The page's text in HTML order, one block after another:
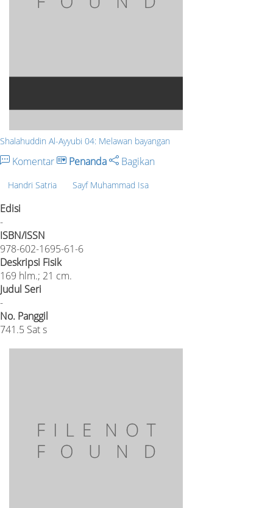
Shalahuddin Al-Ayyubi 04: Melawan bayangan
Komentar Penanda Bagikan
Handri Satria Sayf Muhammad Isa
Edisi
-
ISBN/ISSN
978-602-1695-61-6
Deskripsi Fisik
169 hlm.; 21 cm.
Judul Seri
-
No. Panggil
741.5 Sat s